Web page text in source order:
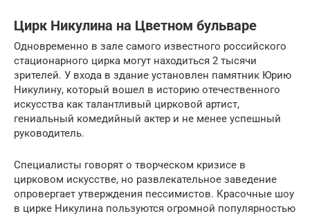
Цирк Никулина на Цветном бульваре
Одновременно в зале самого известного российского
стационарного цирка могут находиться 2 тысячи
зрителей. У входа в здание установлен памятник Юрию
Никулину, который вошел в историю отечественного
искусства как талантливый цирковой артист,
гениальный комедийный актер и не менее успешный
руководитель.
Специалисты говорят о творческом кризисе в
цирковом искусстве, но развлекательное заведение
опровергает утверждения пессимистов. Красочные шоу
в цирке Никулина пользуются огромной популярностью